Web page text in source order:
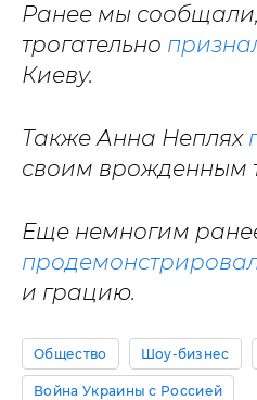
Ранее мы
трогательно
Киеву.
Также Анна Неплях
своим врожденным
Еще немногим
и грацию.
Общество Шоу-бизнес
Война Украины с Россией